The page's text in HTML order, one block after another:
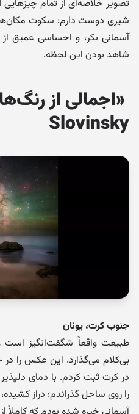
تصویر خلاصه‌ای از تمام
شیری دوست دارم: سکوت مکان‌های
آسمانی بکر، و احساسی عمیق از
شاهد بودن این لحظه.
Slovinsky
جنوب کرت، یونان
طبیعت واقعاً شگفت‌انگیز است
بی‌کلام می‌گذارد. این عکس را در
را روی ساحل گذراندم؛ دراز